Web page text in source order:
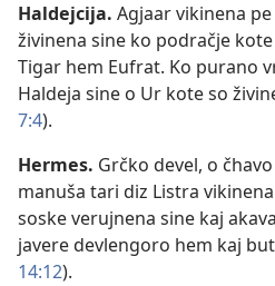
Haldejcija. Agjaar vikinena
živinena sine ko podračje
Tigar hem Eufrat. Ko purano
Haldeja sine o Ur kote so
7:4).
Hermes. Grčko devel, o
manuša tari diz Listra
soske verujnena sine kaj
javere devlengoro hem kaj
14:12).